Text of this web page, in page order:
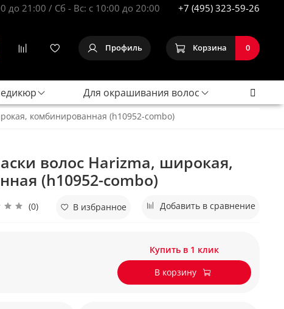
до 21:00 / Сб - Вс: с 10:00 до 20:00 +7 (495) 323-59-26
Профиль Корзина 0
Для окрашивания волос
комбинированная (h10952-combo)
(0) В избранное Добавить в сравнение
волос Harizma, широкая,
(h10952-combo)
Купить в 1 клик
В корзину